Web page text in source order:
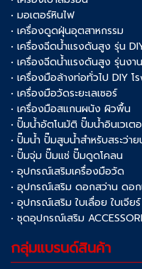
• มอเตอร์หินไฟ
• เครื่องดูดฝุ่นอุตสาหกรรม
• เครื่องฉีดน้ำแรงดันสูง รุ่น
• เครื่องฉีดน้ำแรงดันสูง รุ่นงา
• เครื่องมือล้างท่อทั่วไป DIY โ
• เครื่องมือวัดระยะเลเซอร์
• เครื่องมือสแกนผนัง ผิวพื้น
• ปั๊มน้ำอัตโนมัติ ปั๊มน้ำอินเวเต
• ปั๊มน้ำ ปั๊มสูบน้ำสำหรับสระว่า
• ปั๊มจุ่ม ปั๊มแช่ ปั๊มดูดโคลน
• อุปกรณ์เสริมเครื่องมือวัด
• อุปกรณ์เสริม ดอกสว่าน ดอก
• อุปกรณ์เสริม ใบเลื่อย ใบเจีย
• ชุดอุปกรณ์เสริม
กลุ่มแบรนด์สินค้า